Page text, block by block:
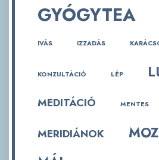
GYÓGYTEA
IVÁS IZZADÁS
KONZULTÁCIÓ LÉP
MEDITÁCIÓ MENTES
MERIDIÁNOK